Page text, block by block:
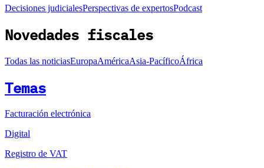
Decisiones judicialesPerspectivas de expertosPodcast
Novedades fiscales
Todas las noticiasEuropaAméricaAsia-PacíficoÁfrica
Temas
Facturación electrónica
Digital
Registro de VAT